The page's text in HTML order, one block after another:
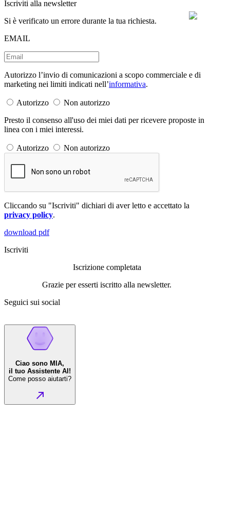
Iscriviti alla newsletter
Si è verificato un errore durante la tua richiesta.
EMAIL
Autorizzo l’invio di comunicazioni a scopo commerciale e di
marketing nei limiti indicati nell’informativa.
Autorizzo
Non autorizzo
Presto il consenso all'uso dei miei dati per ricevere proposte in
linea con i miei interessi.
Autorizzo Non autorizzo
Cliccando su "Iscriviti" dichiari di aver letto e accettato la
privacy policy.
download pdf
Iscriviti
Iscrizione completata
Grazie per esserti iscritto alla newsletter.
Seguici sui social
Ciao sono MIA,
il tuo Assistente AI!
Come posso aiutarti?